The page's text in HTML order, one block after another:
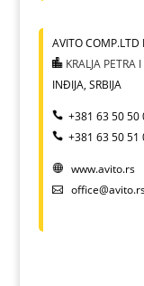
AVITO COMP.LTD
KRALJA
INĐIJA, SRBIJA
+381 63 50 50
+381 63 50 51
www.avito.rs